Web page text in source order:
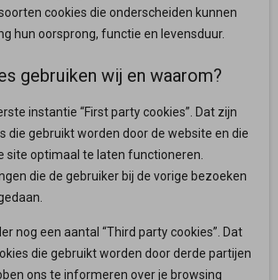
cookies die onderscheiden kunnen
hun oorsprong, functie en levensduur.
gebruiken wij en waarom?
instantie “First party cookies”. Dat zijn
die gebruikt worden door de website en die
site optimaal te laten functioneren.
die de gebruiker bij de vorige bezoeken
nog een aantal “Third party cookies”. Dat
die gebruikt worden door derde partijen
ons te informeren over je browsing